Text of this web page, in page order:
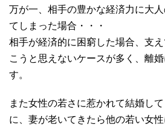
万が一、相手の豊かな経済力に大
てしまった場合・・・
相手が経済的に困窮した場合、支
こうと思えないケースが多く、離
す。
また女性の若さに惹かれて結婚し
に、妻が老いてきたら他の若い女